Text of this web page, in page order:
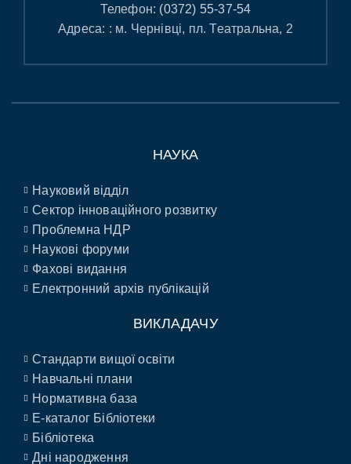
Телефон: (0372) 55-37-54
Адреса: : м. Чернівці, пл. Театральна, 2
НАУКА
Науковий відділ
Сектор інноваційного розвитку
Проблемна НДР
Наукові форуми
Фахові видання
Електронний архів публікацій
ВИКЛАДАЧУ
Стандарти вищої освіти
Навчальні плани
Нормативна база
E-каталог Бібліотеки
Бібліотека
Дні народження